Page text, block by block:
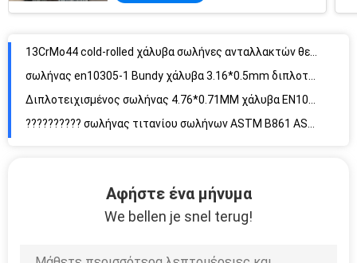
Αφήστε ένα μήνυμα
We bellen je snel terug!